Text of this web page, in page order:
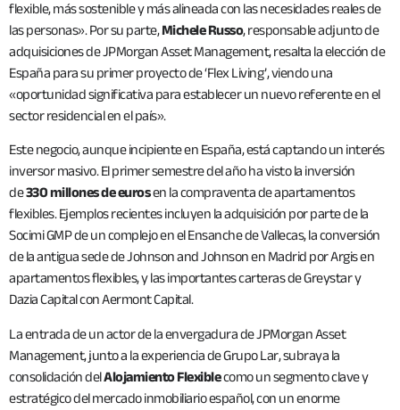
flexible, más sostenible y más alineada con las necesidades reales de
las personas». Por su parte,Michele Russo, responsable adjunto de
adquisiciones de JPMorgan Asset Management, resalta la elección de
España para su primer proyecto de ‘Flex Living’, viendo una
«oportunidad significativa para establecer un nuevo referente en el
sector residencial en el país».
Este negocio, aunque incipiente en España, está captando un interés
inversor masivo. El primer semestre del año ha visto la inversión
de330 millones de eurosen la compraventa de apartamentos
flexibles. Ejemplos recientes incluyen la adquisición por parte de la
Socimi GMP de un complejo en el Ensanche de Vallecas, la conversión
de la antigua sede de Johnson and Johnson en Madrid por Argis en
apartamentos flexibles, y las importantes carteras de Greystar y
Dazia Capital con Aermont Capital.
La entrada de un actor de la envergadura de JPMorgan Asset
Management, junto a la experiencia de Grupo Lar, subraya la
consolidación delAlojamiento Flexiblecomo un segmento clave y
estratégico del mercado inmobiliario español, con un enorme